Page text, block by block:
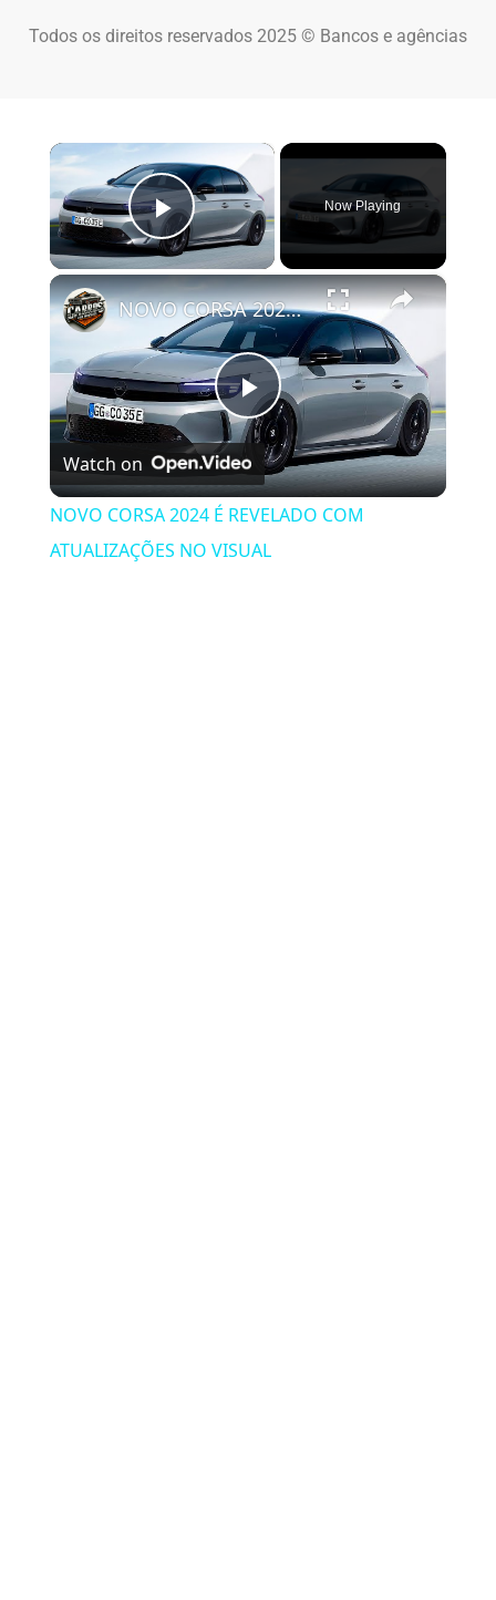
Todos os direitos reservados 2025 © Bancos e agências
×
Play Video
Now Playing
×
Play Video
NOVO CORSA 2024 É REVELADO COM ATUALIZAÇÕES NO VISUAL
Watch on
NOVO CORSA 2024 É REVELADO COM
ATUALIZAÇÕES NO VISUAL